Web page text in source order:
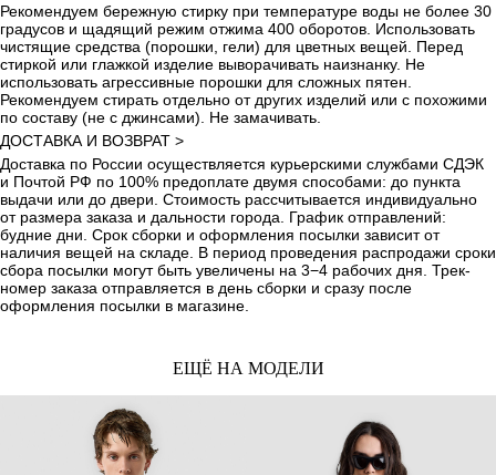
Рекомендуем бережную стирку при температуре воды не более 30
градусов и щадящий режим отжима 400 оборотов. Использовать
чистящие средства (порошки, гели) для цветных вещей. Перед
стиркой или глажкой изделие выворачивать наизнанку. Не
использовать агрессивные порошки для сложных пятен.
Рекомендуем стирать отдельно от других изделий или с похожими
по составу (не с джинсами). Не замачивать.
ДОСТАВКА И ВОЗВРАТ >
Доставка по России осуществляется курьерскими службами СДЭК
и Почтой РФ по 100% предоплате двумя способами: до пункта
выдачи или до двери. Стоимость рассчитывается индивидуально
от размера заказа и дальности города. График отправлений:
будние дни. Срок сборки и оформления посылки зависит от
наличия вещей на складе. В период проведения распродажи сроки
сбора посылки могут быть увеличены на 3−4 рабочих дня. Трек-
номер заказа отправляется в день сборки и сразу после
оформления посылки в магазине.
ЕЩЁ НА МОДЕЛИ